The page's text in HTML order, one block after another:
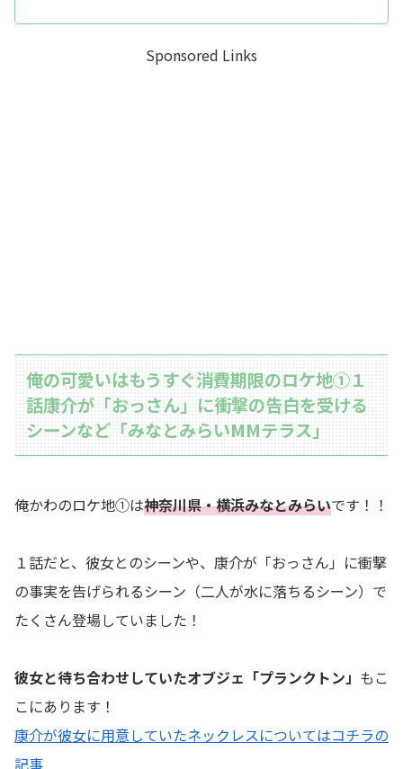
Sponsored Links
俺の可愛いはもうすぐ消費期限のロケ地①１
話康介が「おっさん」に衝撃の告白を受ける
シーンなど「みなとみらいMMテラス」
俺かわのロケ地①は神奈川県・横浜みなとみらいです！！
１話だと、彼女とのシーンや、康介が「おっさん」に衝撃
の事実を告げられるシーン（二人が水に落ちるシーン）で
たくさん登場していました！
彼女と待ち合わせしていたオブジェ「プランクトン」 もこ
こにあります！
康介が彼女に用意していたネックレスについてはコチラの
記事